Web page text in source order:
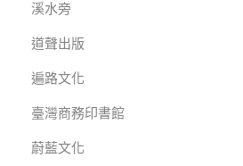
溪水旁
道聲出版
遍路文化
臺灣商務印書館
蔚藍文化